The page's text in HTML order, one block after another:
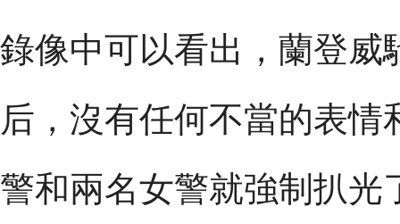
錄像中可以看出，蘭登威
后，沒有任何不當的表
警和兩名女警就強制扒光